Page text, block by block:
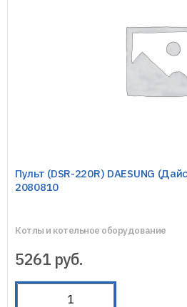
Пульт (DSR-220R) DAESUNG
2080810
Котлы и котельное оборудование
5261 руб.